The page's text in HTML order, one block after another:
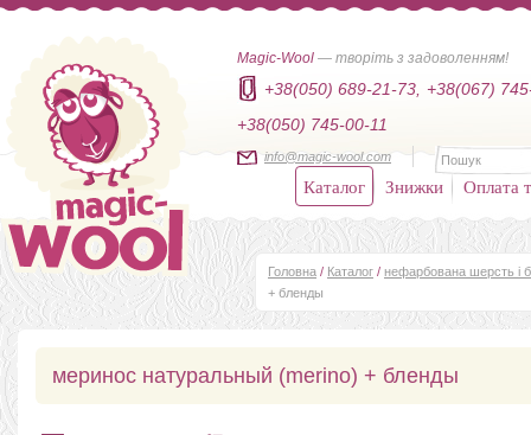
Magic-Wool — творіть з задоволенням!
+38(050) 689-21-73,
+38(067)
+38(050) 745-00-11
info@magic-wool.com
Каталог Знижки Оплата
Головна / Каталог / нефарбована шерсть і
+ бленды
меринос натуральный (merino) + бленды